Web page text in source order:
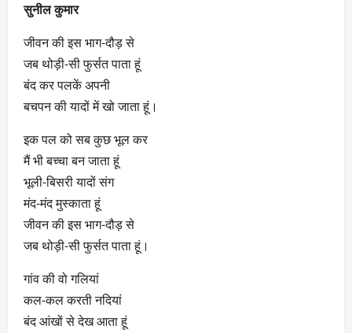
सुनील कुमार
जीवन की इस भाग-दौड़ से
जब थोड़ी-सी फुर्सत पाता हूं
बंद कर पलकें अपनी
बचपन की यादों में खो जाता हूं।
इक पल को सब कुछ भूल कर
मैं भी बच्चा बन जाता हूं
भूली-बिसरी यादों संग
मंद-मंद मुस्काता हूं
जीवन की इस भाग-दौड़ से
जब थोड़ी-सी फुर्सत पाता हूं।
गांव की वो गलियां
कल-कल करती नदियां
बंद आंखों से देख आता हूं